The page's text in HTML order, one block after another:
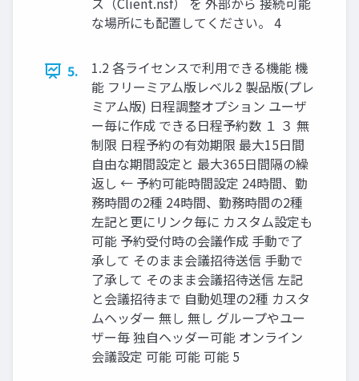
な場所にも配置してください。 4
5.
1.2 各ライセンスで利用できる機能 機
能 フリーミアム版レベル2 製品版(プレ
ミアム版) 日程調整オプション ユーザ
ー毎に作成 できる日程予約数 １ ３ 無
制限 日程予約の有効期限 最大15日間
自由な期間設定と 最大365日間隔の繰
返し ← 予約可能時間設定 24時間、勤
務時間の2種 24時間、勤務時間の2種
左記と更にリンク毎に カスタム設定も
可能 予約受付時の会議作成 手動で了
承して そのまま会議招待送信 手動で
了承して そのまま会議招待送信 左記
と会議招待まで 自動処理の2種 カスタ
ムヘッダー 無し 無し グループやユー
ザー毎 独自ヘッダー可能 オンライン
会議設定 可能 可能 可能 5